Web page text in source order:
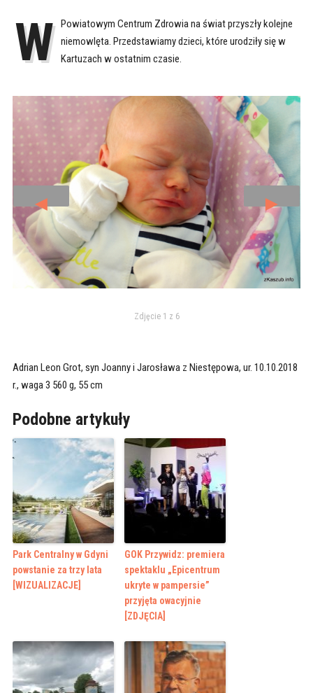
W Powiatowym Centrum Zdrowia na świat przyszły kolejne
niemowlęta. Przedstawiamy dzieci, które urodziły się w
Kartuzach w ostatnim czasie.
◄ ►
Zdjęcie 1 z 6
Adrian Leon Grot, syn Joanny i Jarosława z Niestępowa, ur. 10.10.2018
r., waga 3 560 g, 55 cm
Podobne artykuły
Park Centralny w Gdyni
powstanie za trzy lata
[WIZUALIZACJE]
GOK Przywidz: premiera
spektaklu „Epicentrum
ukryte w pampersie”
przyjęta owacyjnie
[ZDJĘCIA]